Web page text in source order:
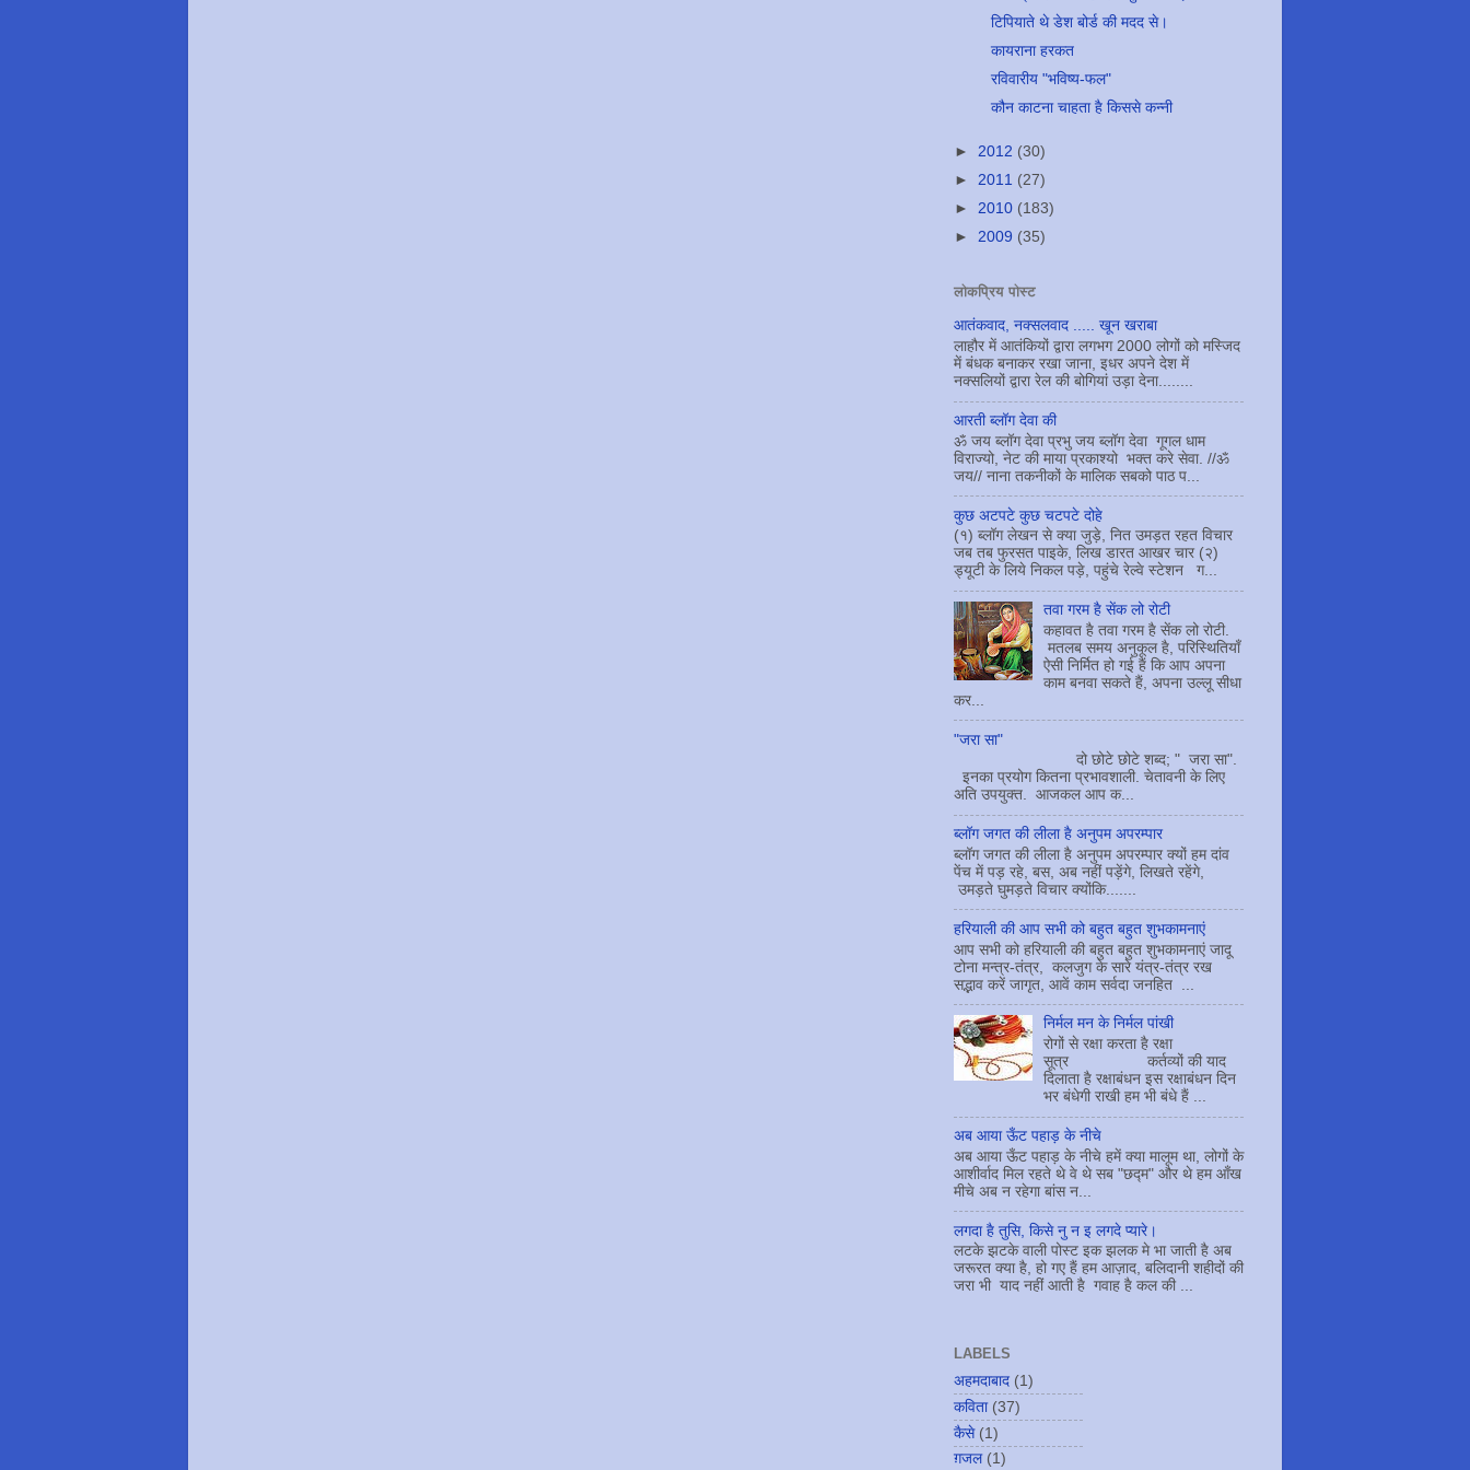
टिपियाते थे डेश बोर्ड की मदद से।
कायराना हरकत
रविवारीय "भविष्य-फल"
कौन काटना चाहता है किससे कन्नी
► 2012 (30)
► 2011 (27)
► 2010 (183)
► 2009 (35)
लोकप्रिय पोस्ट
आतंकवाद, नक्सलवाद ..... खून खराबा
लाहौर में आतंकियों द्वारा लगभग 2000 लोगों को मस्जिद
में बंधक बनाकर रखा जाना, इधर अपने देश में
नक्सलियों द्वारा रेल की बोगियां उड़ा देना........
आरती ब्लॉग देवा की
ॐ जय ब्लॉग देवा प्रभु जय ब्लॉग देवा गूगल धाम
विराज्यो, नेट की माया प्रकाश्यो भक्त करे सेवा. //ॐ
जय// नाना तकनीकों के मालिक सबको पाठ प...
कुछ अटपटे कुछ चटपटे दोहे
(१) ब्लॉग लेखन से क्या जुड़े, नित उमड़त रहत विचार
जब तब फुरसत पाइके, लिख डारत आखर चार (२)
ड्यूटी के लिये निकल पड़े, पहुंचे रेल्वे स्टेशन ग...
तवा गरम है सेंक लो रोटी
कहावत है तवा गरम है सेंक लो रोटी.
मतलब समय अनुकूल है, परिस्थितियाँ
ऐसी निर्मित हो गई हैं कि आप अपना
काम बनवा सकते हैं, अपना उल्लू सीधा
कर...
"जरा सा"
दो छोटे छोटे शब्द; " जरा सा".
इनका प्रयोग कितना प्रभावशाली. चेतावनी के लिए
अति उपयुक्त. आजकल आप क...
ब्लॉग जगत की लीला है अनुपम अपरम्पार
ब्लॉग जगत की लीला है अनुपम अपरम्पार क्यों हम दांव
पेंच में पड़ रहे, बस, अब नहीं पड़ेंगे, लिखते रहेंगे,
उमड़ते घुमड़ते विचार क्योंकि.......
हरियाली की आप सभी को बहुत बहुत शुभकामनाएं
आप सभी को हरियाली की बहुत बहुत शुभकामनाएं जादू
टोना मन्त्र-तंत्र, कलजुग के सारे यंत्र-तंत्र रख
सद्भाव करें जागृत, आवें काम सर्वदा जनहित ...
निर्मल मन के निर्मल पांखी
रोगों से रक्षा करता है रक्षा
सूत्र कर्तव्यों की याद
दिलाता है रक्षाबंधन इस रक्षाबंधन दिन
भर बंधेगी राखी हम भी बंधे हैं ...
अब आया ऊँट पहाड़ के नीचे
अब आया ऊँट पहाड़ के नीचे हमें क्या मालूम था, लोगों के
आशीर्वाद मिल रहते थे वे थे सब "छद्म" और थे हम आँख
मीचे अब न रहेगा बांस न...
लगदा है तुसि, किसे नु न इ लगदे प्यारे।
लटके झटके वाली पोस्ट इक झलक मे भा जाती है अब
जरूरत क्या है, हो गए हैं हम आज़ाद, बलिदानी शहीदों की
जरा भी याद नहीं आती है गवाह है कल की ...
LABELS
अहमदाबाद (1)
कविता (37)
कैसे (1)
ग़जल (1)